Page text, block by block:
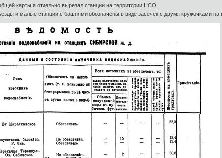
карты я отдельно вырезал станции на территории НСО.
и малые станции с башнями обозначены в виде засечек с двумя кружочками на